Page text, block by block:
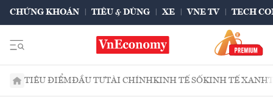
CHỨNG KHOÁN TIÊU & DÙNG XE VNE TV TECH
TIÊU ĐIỂMĐẦU TƯTÀI CHÍNHKINH TẾ SỐKINH TẾ XANH